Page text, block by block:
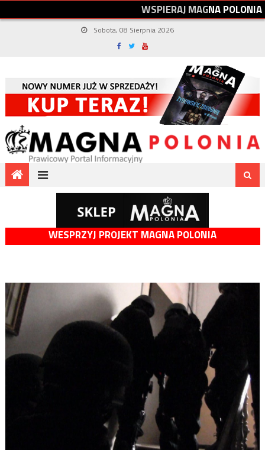
WSPIERAJMAGNAPOLONIA
Sobota, 08 Sierpnia 2026
WESPRZYJ PROJEKT MAGNA POLONIA